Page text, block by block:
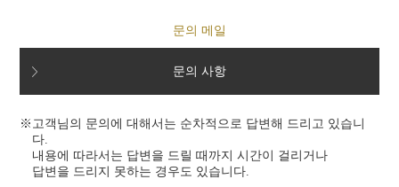
문의 메일
문의 사항
고객님의 문의에 대해서는 순차적으로 답변해 드리고 있습니
다.
내용에 따라서는 답변을 드릴 때까지 시간이 걸리거나
답변을 드리지 못하는 경우도 있습니다.